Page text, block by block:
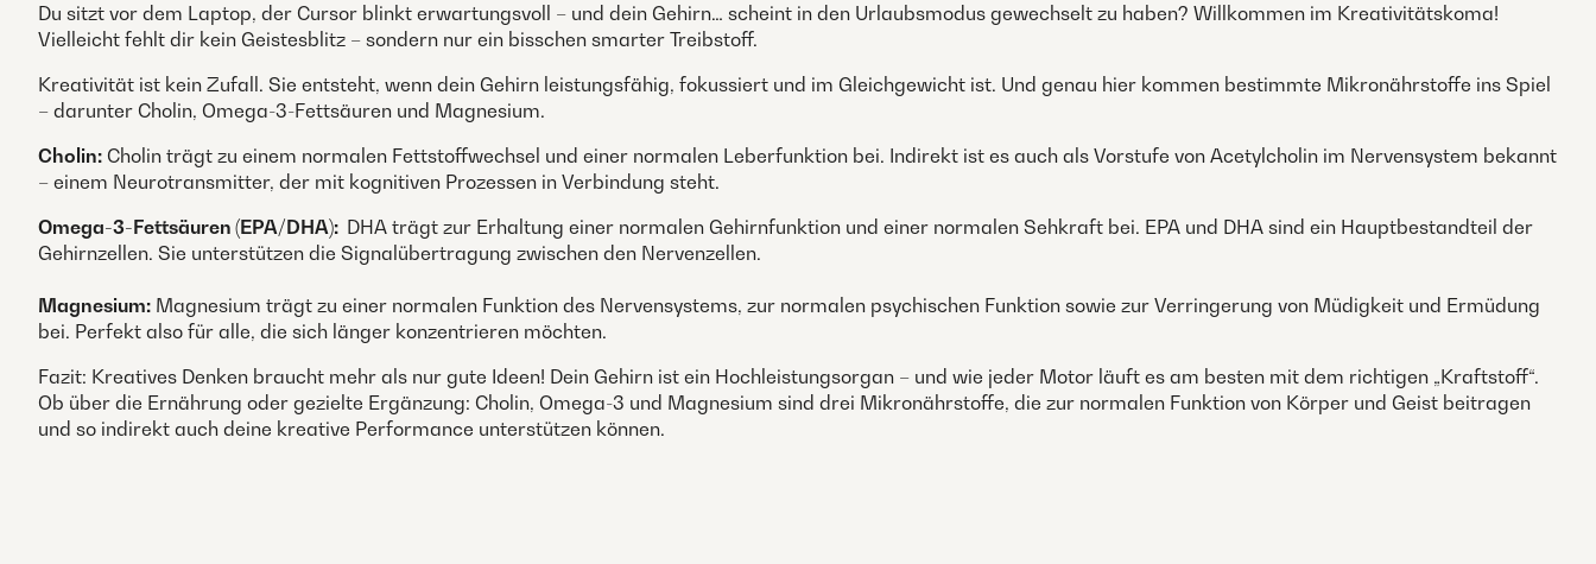
Du sitzt vor dem Laptop, der Cursor blinkt erwartungsvoll – und dein Gehirn… scheint in den Urlaubsmodus gewechselt zu haben? Willkommen im Kreativitätskoma!
Vielleicht fehlt dir kein Geistesblitz – sondern nur ein bisschen smarter Treibstoff.
Kreativität ist kein Zufall. Sie entsteht, wenn dein Gehirn leistungsfähig, fokussiert und im Gleichgewicht ist. Und genau hier kommen bestimmte Mikronährstoffe ins Spiel
– darunter Cholin, Omega-3-Fettsäuren und Magnesium.
Cholin: Cholin trägt zu einem normalen Fettstoffwechsel und einer normalen Leberfunktion bei. Indirekt ist es auch als Vorstufe von Acetylcholin im Nervensystem bekannt
– einem Neurotransmitter, der mit kognitiven Prozessen in Verbindung steht.
Omega-3-Fettsäuren (EPA/DHA): DHA trägt zur Erhaltung einer normalen Gehirnfunktion und einer normalen Sehkraft bei. EPA und DHA sind ein Hauptbestandteil der
Gehirnzellen. Sie unterstützen die Signalübertragung zwischen den Nervenzellen.
Magnesium: Magnesium trägt zu einer normalen Funktion des Nervensystems, zur normalen psychischen Funktion sowie zur Verringerung von Müdigkeit und Ermüdung
bei. Perfekt also für alle, die sich länger konzentrieren möchten.
Fazit: Kreatives Denken braucht mehr als nur gute Ideen! Dein Gehirn ist ein Hochleistungsorgan – und wie jeder Motor läuft es am besten mit dem richtigen „Kraftstoff“.
Ob über die Ernährung oder gezielte Ergänzung: Cholin, Omega-3 und Magnesium sind drei Mikronährstoffe, die zur normalen Funktion von Körper und Geist beitragen
und so indirekt auch deine kreative Performance unterstützen können.